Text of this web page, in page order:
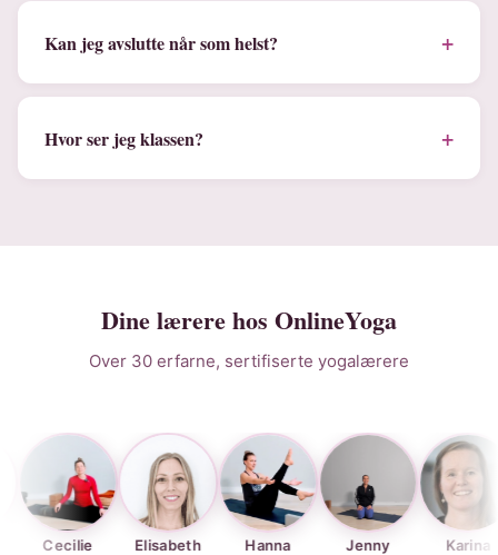
Kan jeg avslutte når som helst? +
Hvor ser jeg klassen? +
Dine lærere hos OnlineYoga
Over 30 erfarne, sertifiserte yogalærere
Elisabeth Hanna Jenny Karina